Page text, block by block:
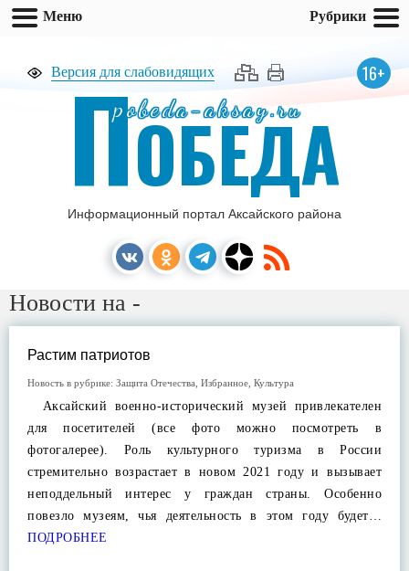
Версия для слабовидящих 16+
pobeda-aksay.ru
ПОБЕДА
Информационный портал Аксайского района
Новости на -
Растим патриотов
Новость в рубрике: Защита Отечества Избранное Культура
Аксайский военно-исторический музей привлекателен
для посетителей (все фото можно посмотреть в
фотогалерее). Роль культурного туризма в России
стремительно возрастает в новом 2021 году и вызывает
неподдельный интерес у граждан страны. Особенно
повезло музеям, чья деятельность в этом году будет…
ПОДРОБНЕЕ
Меню Рубрики